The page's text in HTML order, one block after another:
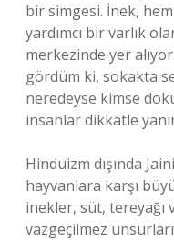
bir simgesi. İnek,
yardımcı bir varlık
merkezinde yer
gördüm ki, sokakta
neredeyse kimse
insanlar dikkatle
Hinduizm dışında
hayvanlara karşı
inekler, süt, tereyağı
vazgeçilmez